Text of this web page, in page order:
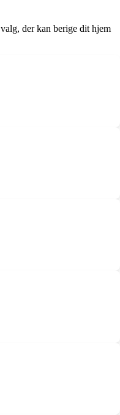
der kan berige dit hjem